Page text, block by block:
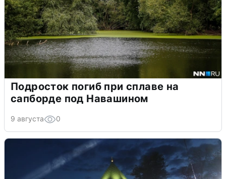
Подросток погиб при сплаве на
сапборде под Навашином
9 августа 0